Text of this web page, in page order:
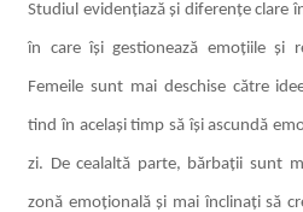
Studiul evidențiază și diferențe clare
în care își gestionează emoțiile și
Femeile sunt mai deschise către
tind în același timp să își ascundă
zi. De cealaltă parte, bărbații sunt
zonă emoțională și mai înclinați să